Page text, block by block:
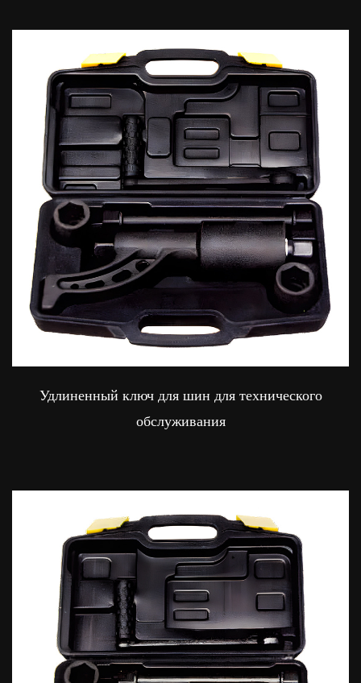
Удлиненный ключ для шин для технического
обслуживания